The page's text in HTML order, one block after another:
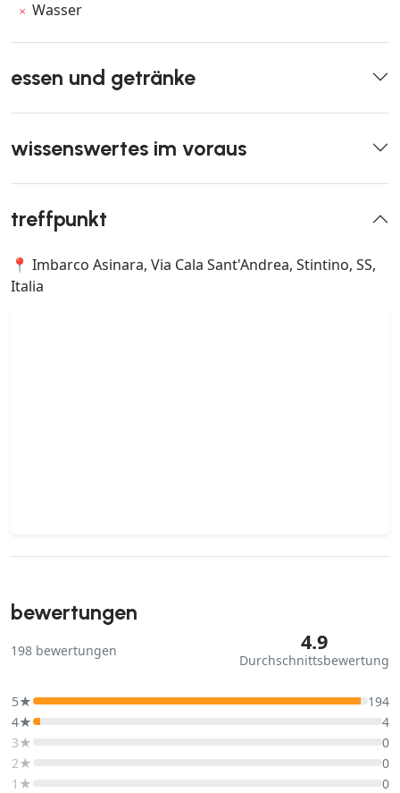
Wasser
essen und getränke
wissenswertes im voraus
treffpunkt
📍 Imbarco Asinara, Via Cala Sant'Andrea, Stintino, SS,
Italia
bewertungen
198 bewertungen 4.9
Durchschnittsbewertung
5★
194
4★
4
3★
0
2★
0
1★
0